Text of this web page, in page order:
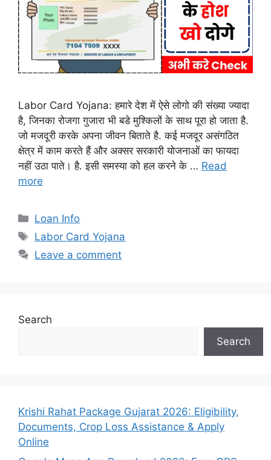
Labor Card Yojana: हमारे देश में ऐसे लोगो की संख्या ज्यादा
है, जिनका रोजगा गुजारा भी बडे मुश्किलों के साथ पूरा हो जाता है.
जो मजदूरी करके अपना जीवन बिताते है. कई मजदूर असंगठित
क्षेत्र में काम करते हैं और अक्सर सरकारी योजनाओं का फायदा
नहीं उठा पाते। है. इसी समस्या को हल करने के … Read
more
Categories
Loan Info
Tags
Labor Card Yojana
Leave a comment
Search
Search
Krishi Rahat Package Gujarat 2026: Eligibility,
Documents, Crop Loss Assistance & Apply
Online